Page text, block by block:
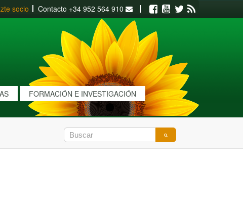
socio Contacto +34 952 564 910 Facebook
Youtube
Twitter
FORMACIÓN E INVESTIGACIÓN